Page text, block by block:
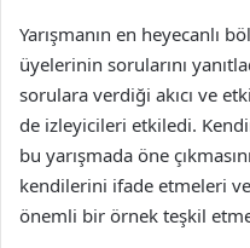
Yarışmanın en heyecanlı
üyelerinin sorularını
sorulara verdiği akıcı ve
de izleyicileri etkiledi.
bu yarışmada öne
kendilerini ifade etmeleri ve
önemli bir örnek teşkil